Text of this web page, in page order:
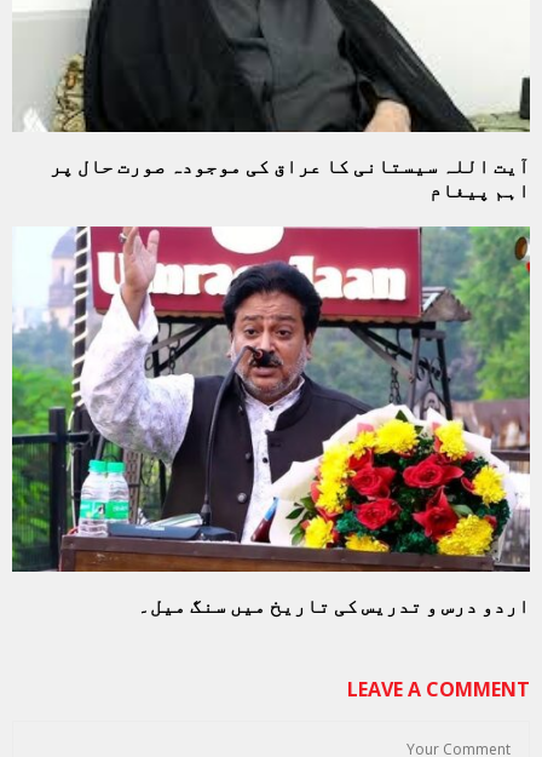
آیت‌ اللہ سیستانی کا عراق کی موجودہ صورت حال پر
اہم پیغام
اردو درس و تدریس کی تاریخ میں سنگ میل۔
LEAVE A COMMENT